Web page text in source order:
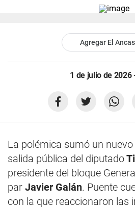
Agregar El
1 de julio de 2026
La polémica sumó un
salida pública del diputado
presidente del bloque
par Javier Galán. Puente
con la que reaccionaron las